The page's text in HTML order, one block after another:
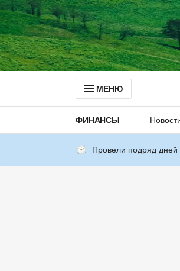
МЕНЮ
ФИНАНСЫ
Провели подряд дней